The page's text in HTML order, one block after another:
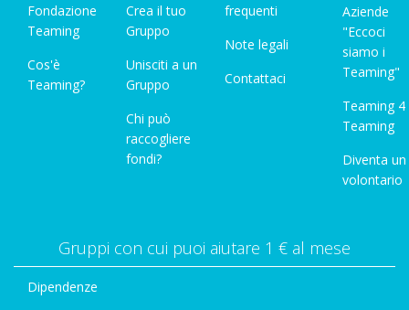
Fondazione
Teaming
Cos'è
Teaming?
Crea il tuo
Gruppo
Unisciti a un
Gruppo
Chi può
raccogliere
fondi?
frequenti
Note legali
Contattaci
Aziende
"Eccoci
siamo i
Teaming"
Teaming 4
Teaming
Diventa un
volontario
Gruppi con cui puoi aiutare 1 € al mese
Dipendenze